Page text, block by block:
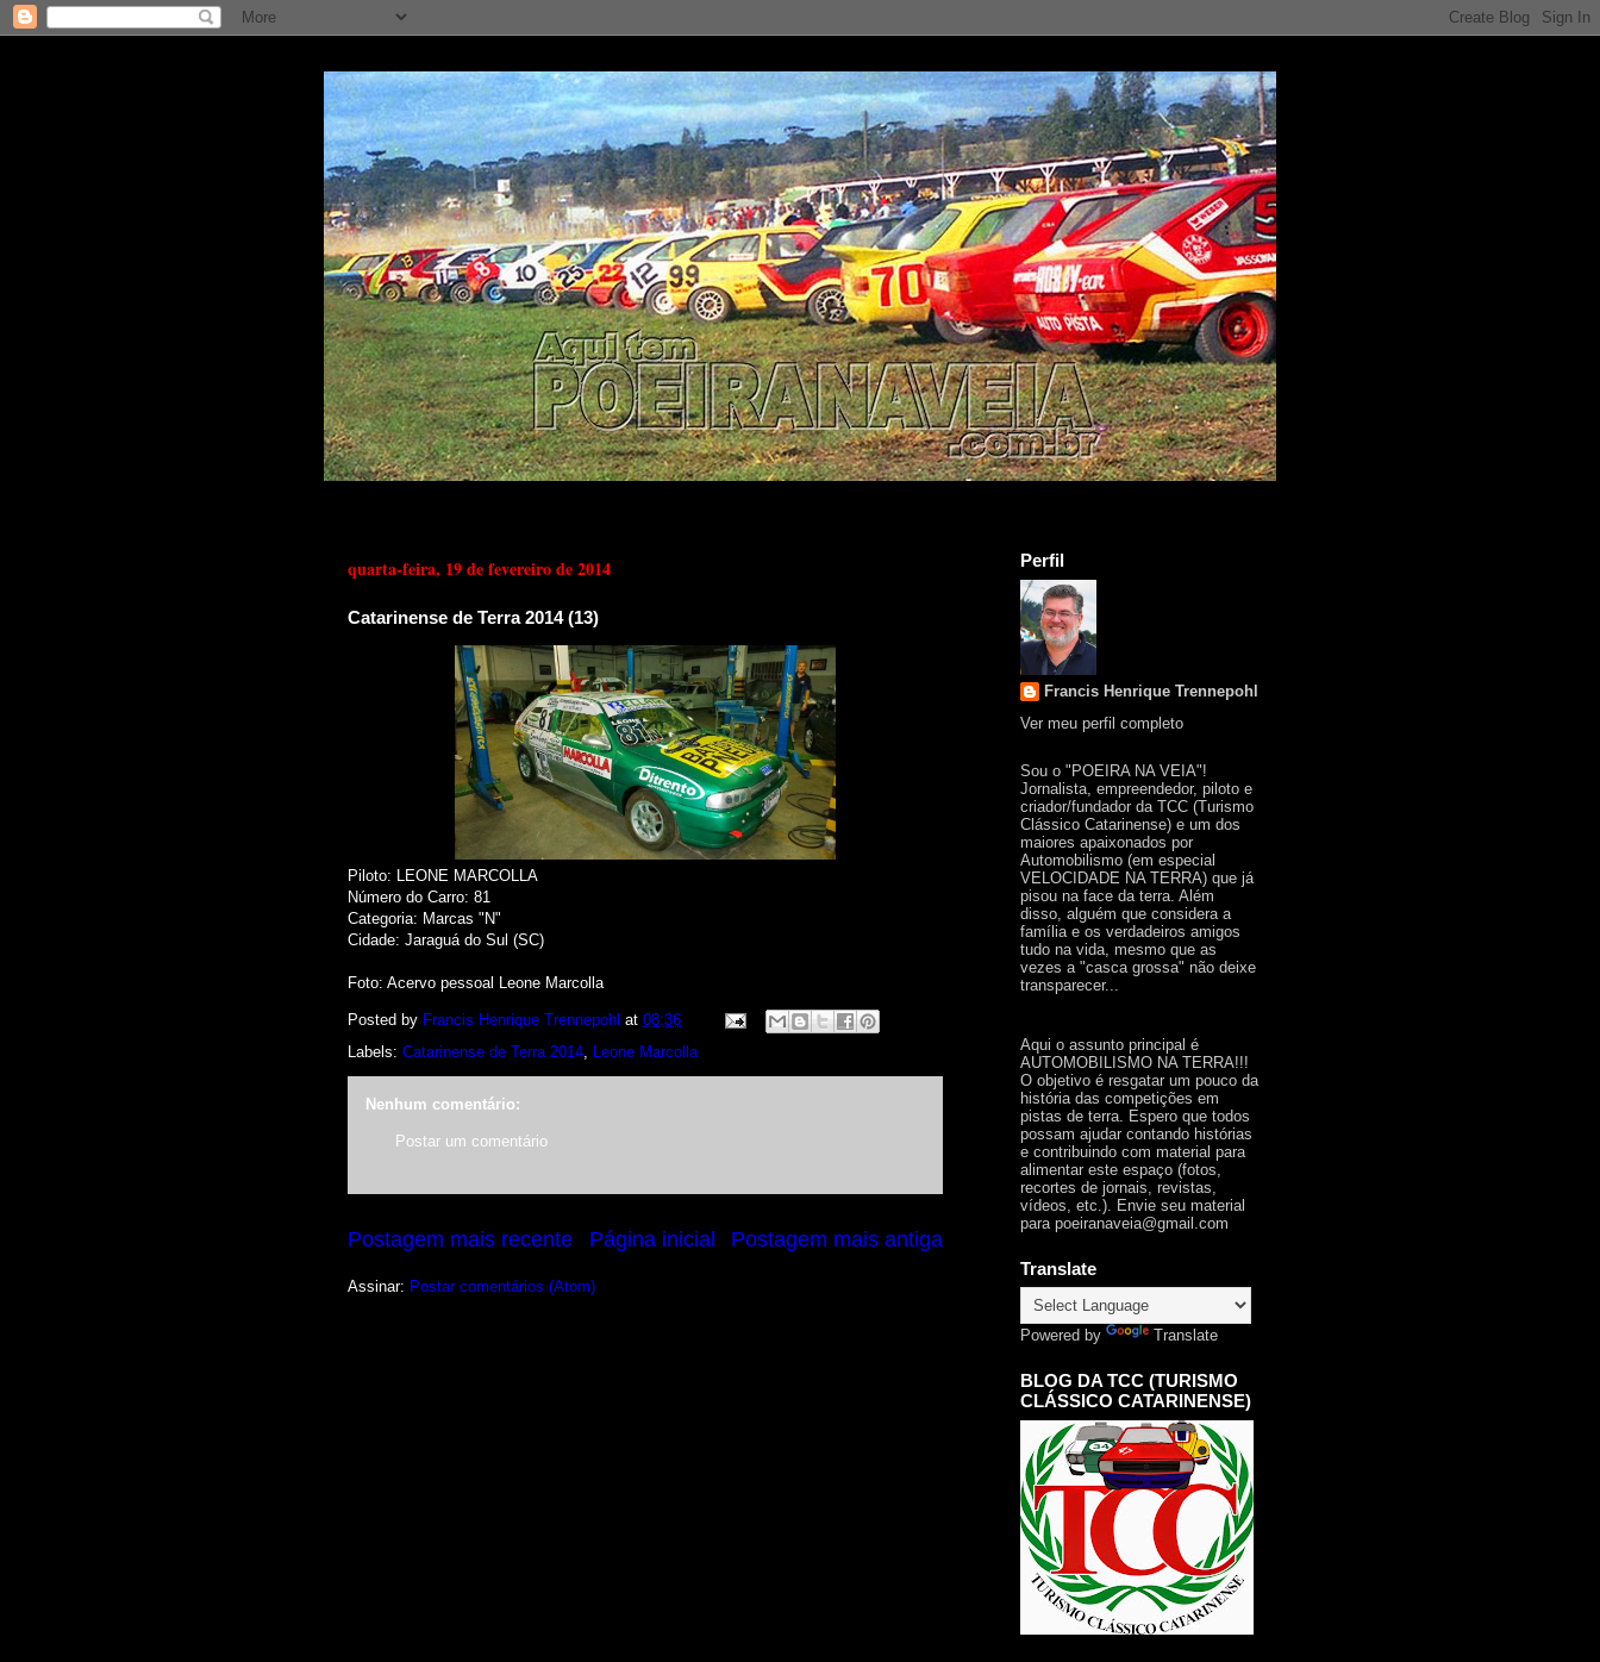
quarta-feira, 19 de fevereiro de 2014
Catarinense de Terra 2014 (13)
Piloto: LEONE MARCOLLA
Número do Carro: 81
Categoria: Marcas "N"
Cidade: Jaraguá do Sul (SC)
Foto: Acervo pessoal Leone Marcolla
Posted by Francis Henrique Trennepohl at 08:36
Labels: Catarinense de Terra 2014, Leone Marcolla
Nenhum comentário:
Postar um comentário
Postagem mais recente Postagem mais antiga
Página inicial
Assinar: Postar comentários (Atom)
Perfil
Francis Henrique Trennepohl
Ver meu perfil completo
Sou o "POEIRA NA VEIA"!
Jornalista, empreendedor, piloto e
criador/fundador da TCC (Turismo
Clássico Catarinense) e um dos
maiores apaixonados por
Automobilismo (em especial
VELOCIDADE NA TERRA) que já
pisou na face da terra. Além
disso, alguém que considera a
família e os verdadeiros amigos
tudo na vida, mesmo que as
vezes a "casca grossa" não deixe
transparecer...
Aqui o assunto principal é
AUTOMOBILISMO NA TERRA!!!
O objetivo é resgatar um pouco da
história das competições em
pistas de terra. Espero que todos
possam ajudar contando histórias
e contribuindo com material para
alimentar este espaço (fotos,
recortes de jornais, revistas,
vídeos, etc.). Envie seu material
para poeiranaveia@gmail.com
Translate
Powered by Translate
BLOG DA TCC (TURISMO
CLÁSSICO CATARINENSE)